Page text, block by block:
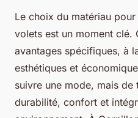
Le choix du matériau
volets est un moment
avantages spécifiques, à
esthétiques et
suivre une mode, mais de
durabilité, confort et